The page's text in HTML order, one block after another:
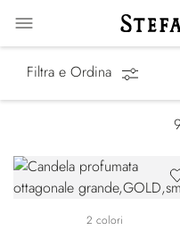
Filtra e Ordina
2 colori